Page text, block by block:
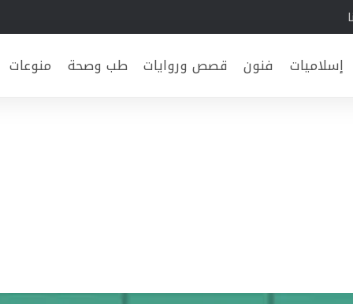
إسلاميات فنون قصص وروايات طب وصحة منوعات